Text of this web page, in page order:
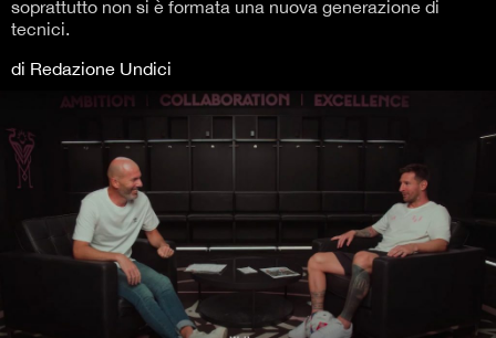
soprattutto non si è formata una nuova generazione di
tecnici.
di Redazione Undici